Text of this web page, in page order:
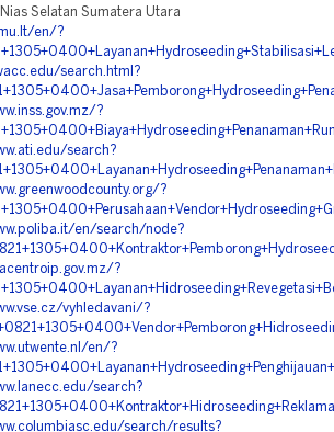
Selatan Sumatera Utara
en/?
search.html?
?
search?
?
en/search/node?
?
vyhledavani/?
en/?
search?
search/results?